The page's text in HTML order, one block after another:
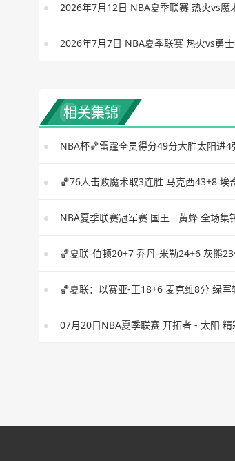
2026年7月12日 NBA夏季联赛 热火vs魔
2026年7月7日 NBA夏季联赛 热火vs勇
相关集锦
NBA夏季联赛冠军赛 国王 - 黄蜂 全场集
🏀夏联-伯顿20+7 乔丹-米勒24+6 灰熊
🏀夏联：以赛亚-王18+6 麦克维8分 绿军
07月20日NBA夏季联赛 开拓者 - 太阳 精